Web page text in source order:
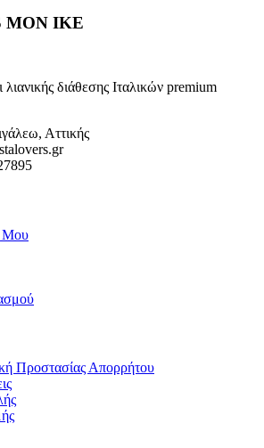
ΜΟΝ ΙΚΕ
λιανικής διάθεσης Ιταλικών premium
Αττικής
Μου
Προστασίας Απορρήτου